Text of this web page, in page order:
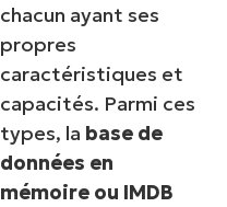
chacun ayant ses
propres
caractéristiques et
capacités. Parmi ces
types, la base de
données en
mémoire ou IMDB